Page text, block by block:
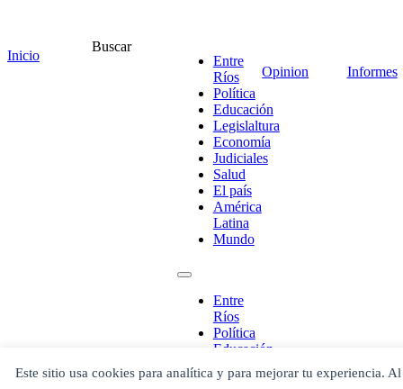
Este sitio usa cookies para analítica y para mejorar tu experiencia. Al
Inicio
Buscar
Entre
Ríos
Política
Educación
Legislaltura
Economía
Judiciales
Salud
El país
América
Latina
Mundo
Entre
Ríos
Política
Educación
Legislaltura
Economía
Opinion Informes
¡Ponete en contacto!
Escribe aquí abajo lo que desees buscar
Buscar